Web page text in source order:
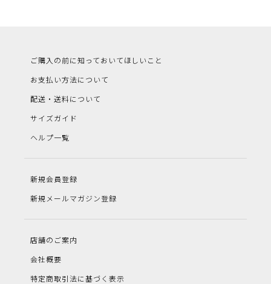
ご購入の前に知っておいてほしいこと
お支払い方法について
配送・送料について
サイズガイド
ヘルプ一覧
新規会員登録
新規メールマガジン登録
店舗のご案内
会社概要
特定商取引法に基づく表示